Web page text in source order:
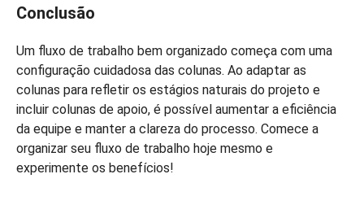
Conclusão
Um fluxo de trabalho bem organizado começa com uma
configuração cuidadosa das colunas. Ao adaptar as
colunas para refletir os estágios naturais do projeto e
incluir colunas de apoio, é possível aumentar a eficiência
da equipe e manter a clareza do processo. Comece a
organizar seu fluxo de trabalho hoje mesmo e
experimente os benefícios!